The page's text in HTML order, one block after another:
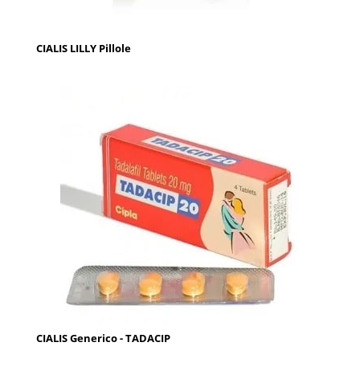
CIALIS LILLY Pillole
CIALIS Generico - TADACIP